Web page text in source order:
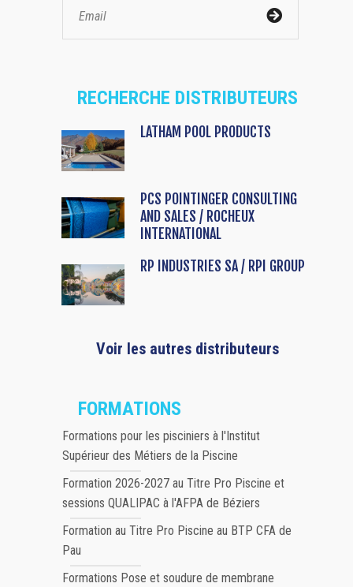
RECHERCHE DISTRIBUTEURS
LATHAM POOL PRODUCTS
PCS POINTINGER CONSULTING
AND SALES / ROCHEUX
INTERNATIONAL
RP INDUSTRIES SA / RPI GROUP
Voir les autres distributeurs
FORMATIONS
Formations pour les pisciniers à l'Institut
Supérieur des Métiers de la Piscine
Formation 2026-2027 au Titre Pro Piscine et
sessions QUALIPAC à l'AFPA de Béziers
Formation au Titre Pro Piscine au BTP CFA de
Pau
Formations Pose et soudure de membrane